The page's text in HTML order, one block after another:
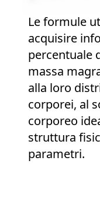
Le formule
acquisire
percentuale
massa
alla loro
corporei, al
corporeo
struttura
parametri.